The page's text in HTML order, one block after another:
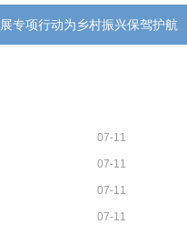
专项行动为乡村振兴保驾护航
07-11
07-11
07-11
07-11